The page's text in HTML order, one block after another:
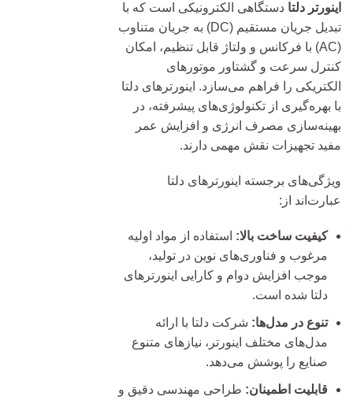
اینورتر دلتا دستگاهی الکترونیکی است که با
تبدیل جریان مستقیم (DC) به جریان متناوب
(AC) با فرکانس و ولتاژ قابل تنظیم، امکان
کنترل سرعت و گشتاور موتورهای
الکتریکی را فراهم می‌سازد. اینورترهای دلتا
با بهره‌گیری از تکنولوژی‌های پیشرفته، در
بهینه‌سازی مصرف انرژی و افزایش عمر
مفید تجهیزات نقش مهمی دارند.
ویژگی‌های برجسته اینورترهای دلتا
عبارت‌اند از:
کیفیت ساخت بالا: استفاده از مواد اولیه
مرغوب و فناوری‌های نوین در تولید،
موجب افزایش دوام و کارایی اینورترهای
دلتا شده است.
تنوع در مدل‌ها: شرکت دلتا با ارائه
مدل‌های مختلف اینورتر، نیازهای متنوع
صنایع را پوشش می‌دهد.
قابلیت اطمینان: طراحی مهندسی دقیق و